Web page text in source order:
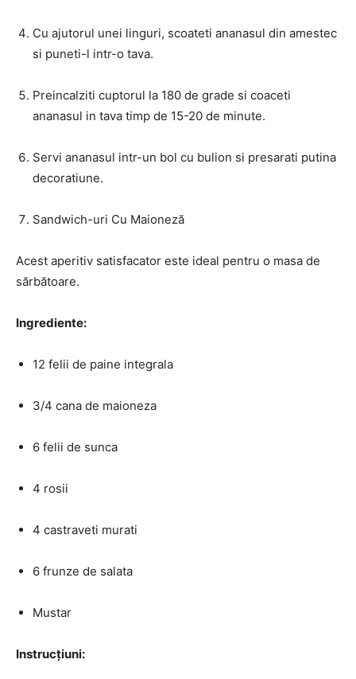
Cu ajutorul unei linguri, scoateti ananasul din amestec
si puneti-l intr-o tava.
Preincalziti cuptorul la 180 de grade si coaceti
ananasul in tava timp de 15-20 de minute.
Servi ananasul intr-un bol cu bulion si presarati putina
decoratiune.
Sandwich-uri Cu Maioneză
Acest aperitiv satisfacator este ideal pentru o masa de
sărbătoare.
Ingrediente:
12 felii de paine integrala
3/4 cana de maioneza
6 felii de sunca
4 rosii
4 castraveti murati
6 frunze de salata
Mustar
Instrucțiuni: